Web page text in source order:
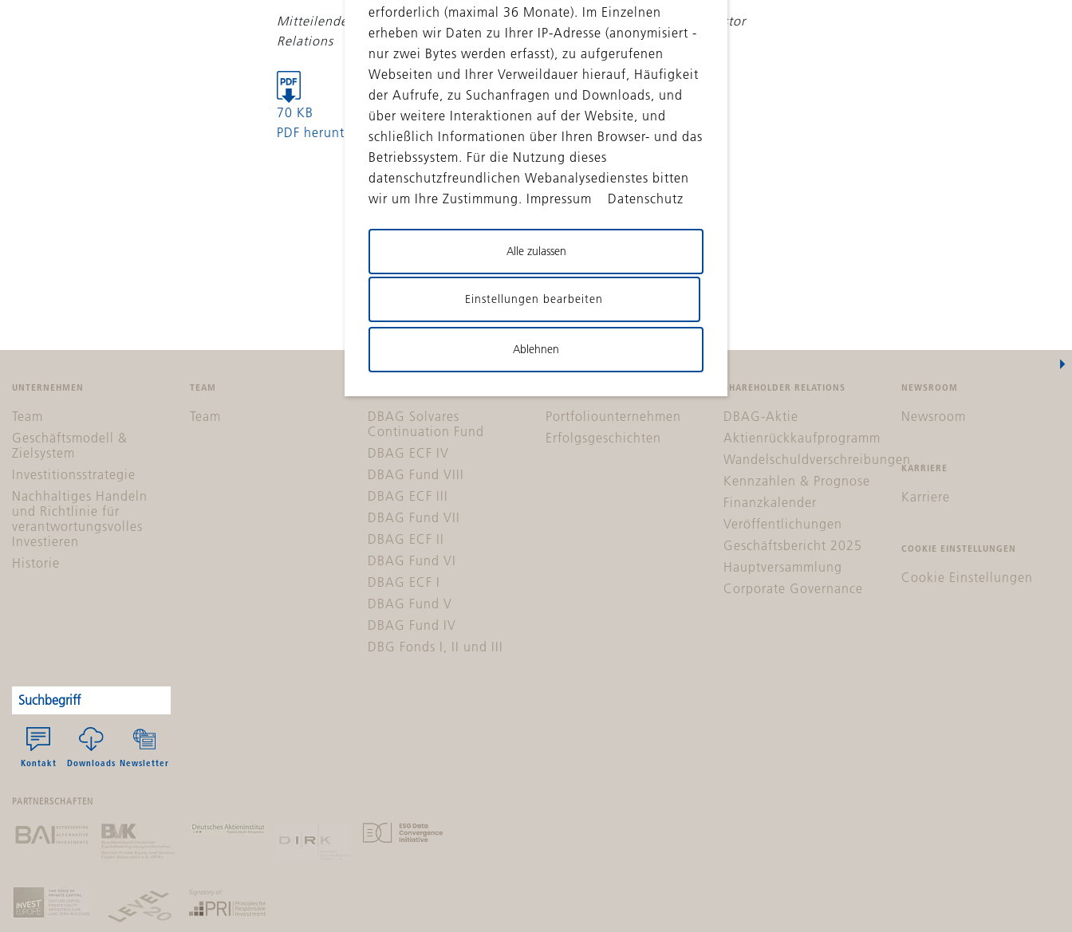
Mitteilende Person: Thomas Franke, Leiter Öffentlichkeitsarbeit und Investor
Relations
70 KB
PDF herunterladen
UNTERNEHMEN
Team
Geschäftsmodell &
Zielsystem
Investitionsstrategie
Nachhaltiges Handeln
und Richtlinie für
verantwortungsvolles
Investieren
Historie
TEAM
Team
DBAG Solvares
Continuation Fund
DBAG ECF IV
DBAG Fund VIII
DBAG ECF III
DBAG Fund VII
DBAG ECF II
DBAG Fund VI
DBAG ECF I
DBAG Fund V
DBAG Fund IV
DBG Fonds I, II und III
Portfoliounternehmen
Erfolgsgeschichten
SHAREHOLDER RELATIONS
DBAG-Aktie
Aktienrückkaufprogramm
Wandelschuldverschreibungen
Kennzahlen & Prognose
Finanzkalender
Veröffentlichungen
Geschäftsbericht 2025
Hauptversammlung
Corporate Governance
NEWSROOM
Newsroom
KARRIERE
Karriere
COOKIE EINSTELLUNGEN
Cookie Einstellungen
Kontakt Downloads Newsletter
PARTNERSCHAFTEN
erforderlich (maximal 36 Monate). Im Einzelnen
erheben wir Daten zu Ihrer IP-Adresse (anonymisiert -
nur zwei Bytes werden erfasst), zu aufgerufenen
Webseiten und Ihrer Verweildauer hierauf, Häufigkeit
der Aufrufe, zu Suchanfragen und Downloads, und
über weitere Interaktionen auf der Website, und
schließlich Informationen über Ihren Browser- und das
Betriebssystem. Für die Nutzung dieses
datenschutzfreundlichen Webanalysedienstes bitten
wir um Ihre Zustimmung. Impressum Datenschutz
Einstellungen bearbeiten
Ablehnen
Alle zulassen